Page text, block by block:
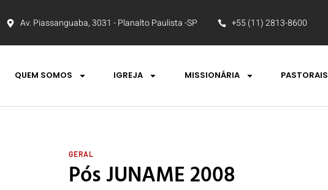
Av. Piassanguaba, 3031 - Planalto Paulista -SP +55 (11) 2813-8600
QUEM SOMOS IGREJA MISSIONÁRIA PASTORAIS
GERAL
Pós JUNAME 2008